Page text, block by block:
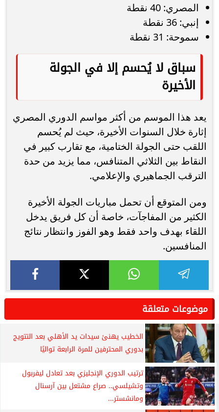
المصري: 40 نقطة
إنبي: 36 نقطة
سموحة: 31 نقطة
سباق لا يُحسم إلا في الجولة
الأخيرة
يعد هذا الموسم من أكثر مواسم الدوري المصري
إثارة خلال السنوات الأخيرة، حيث لم يُحسم
اللقب حتى الجولة الختامية، مع تقارب كبير في
النقاط بين الثلاثي المتنافس، مما يزيد من حدة
الترقب الجماهيري والإعلامي.
ومن المتوقع أن تحمل مباريات الجولة الأخيرة
الكثير من المفاجآت، خاصة أن كل فريق يدخل
اللقاء بهدف واحد فقط وهو الفوز وانتظار نتائج
المنافسين.
موضوعات متعلقة
الخطيب يهنئ سيدات يد الأهلي بعد التتويج
بدوري المحترفين للمرة الرابعة تواليًا
ترتيب الدوري الإنجليزي بعد تعادل ليفربول
وتشيلسي.. صراع مشتعل بين آرسنال
ومانشستر...